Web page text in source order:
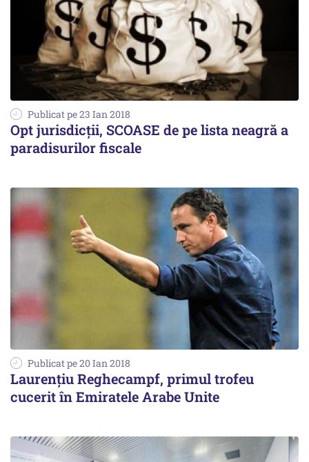
Publicat pe 23 Ian 2018
Opt jurisdicţii, SCOASE de pe lista neagră a
paradisurilor fiscale
Publicat pe 20 Ian 2018
Laurențiu Reghecampf, primul trofeu
cucerit în Emiratele Arabe Unite